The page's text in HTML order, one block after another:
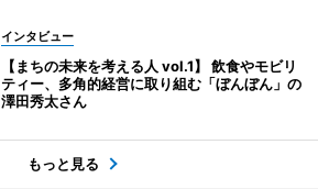
インタビュー
【まちの未来を考える人 vol.1】 飲食やモビリ
ティー、多角的経営に取り組む「ぼんぼん」の
澤田秀太さん
もっと見る